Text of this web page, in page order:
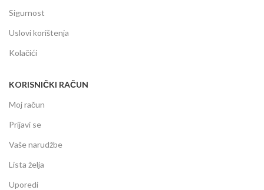
Sigurnost
Uslovi korištenja
Kolačići
KORISNIČKI RAČUN
Moj račun
Prijavi se
Vaše narudžbe
Lista želja
Uporedi